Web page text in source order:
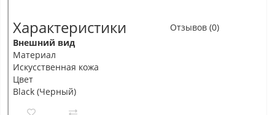
Характеристики
Отзывов (0)
Внешний вид
Материал
Искусственная кожа
Цвет
Black (Черный)